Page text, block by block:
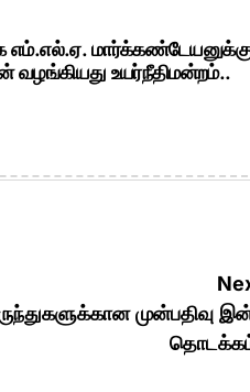
எம்.எல்.ஏ.
வழங்கியது உயர்நீதிமன்றம்..
முன்பதிவு